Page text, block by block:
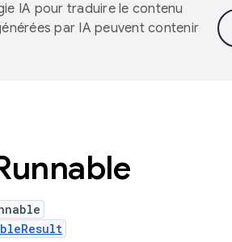
IA pour traduire le contenu
par IA peuvent contenir